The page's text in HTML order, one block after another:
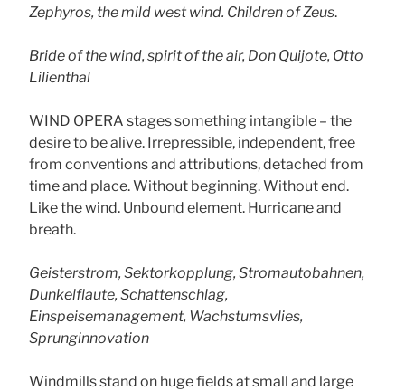
Zephyros, the mild west wind. Children of Zeus.
Bride of the wind, spirit of the air, Don Quijote, Otto
Lilienthal
WIND OPERA stages something intangible – the
desire to be alive. Irrepressible, independent, free
from conventions and attributions, detached from
time and place. Without beginning. Without end.
Like the wind. Unbound element. Hurricane and
breath.
Geisterstrom, Sektorkopplung, Stromautobahnen,
Dunkelflaute, Schattenschlag,
Einspeisemanagement, Wachstumsvlies,
Sprunginnovation
Windmills stand on huge fields at small and large